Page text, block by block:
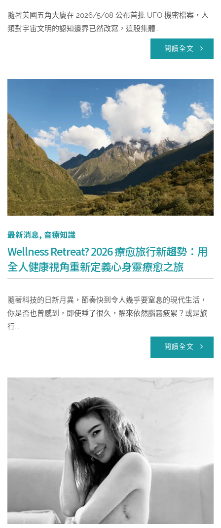
隨著美國五角大廈在 2026/5/08 公布首批 UFO 機密檔案，人
類對宇宙文明的認知邊界已然改寫，這股集體...
閱讀全文
最新消息, 音療知識
Wellness Retreat? 2026 療愈旅行新趨勢：用
全人健康視角重新定義心身靈療愈之旅
隨著科技的日新月異，節奏快到令人幾乎要窒息的現代生活，
你是否也曾感到，即使睡了很久，醒來依然腦霧疲累？或是旅
行...
閱讀全文